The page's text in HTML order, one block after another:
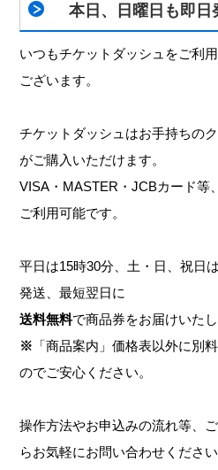
本日、日曜日も即日
いつもチケットダッシュをご利
ございます。
チケットダッシュはお手持ちの
がご購入いただけます。
VISA・MASTER・JCBカード等
ご利用可能です。
平日は15時30分、土・日、祝日
発送、最短翌日に
送料無料で商品券をお届けいたし
※ 「商品案内」価格表以外に別
のでご安心ください。
操作方法やお申込みの流れ等、
らお気軽にお問い合わせください